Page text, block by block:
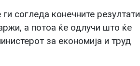
согледа конечните резултати
а потоа ќе одлучи што ќе
за економија и труд